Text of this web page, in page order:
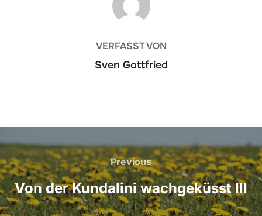
VERFASST VON
Sven Gottfried
Beitrags-
Navigation
Previous
Previous
Von der Kundalini wachgeküsst III